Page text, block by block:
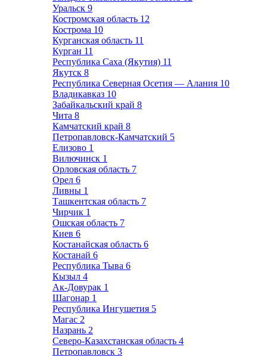
Уральск 9
Костромская область 12
Кострома 10
Курганская область 11
Курган 11
Республика Саха (Якутия) 11
Якутск 8
Республика Северная Осетия — Алания 10
Владикавказ 10
Забайкальский край 8
Чита 8
Камчатский край 8
Петропавловск-Камчатский 5
Елизово 1
Вилючинск 1
Орловская область 7
Орел 6
Ливны 1
Ташкентская область 7
Чирчик 1
Ошская область 7
Киев 6
Костанайская область 6
Костанай 6
Республика Тыва 6
Кызыл 4
Ак-Довурак 1
Шагонар 1
Республика Ингушетия 5
Магас 2
Назрань 2
Северо-Казахстанская область 4
Петропавловск 3